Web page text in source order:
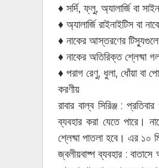
♦ সর্দি, ফ্লু, অ্যালার্জি বা
♦ অ্যালার্জি রাইনাইটিস বা
♦ নাকের আস্তরণের
♦ নাকের অতিরিক্ত শ্লেষ্মা
♦ পরাগ রেণু, ধুলা, ধোঁয়া বা
করণীয়
রাবার বাল্ব সিরিঞ্জ :
ব্যবহার করা যেতে পারে।
শ্লেষ্মা পাতলা হবে। এর ১০
জ্বলীয়বাষ্প ব্যবহার :